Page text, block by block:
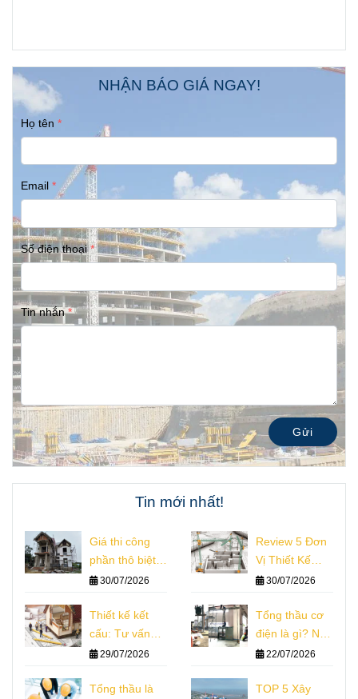
NHẬN BÁO GIÁ NGAY!
Họ tên
Email
Số điện thoại
Tin nhắn
Gửi
Tin mới nhất!
Giá thi công
phần thô biệt
thự hiện nay:
tế
30/07/2026
Review 5 Đơn
Vị Thiết Kế
Nhà Đồng Nai
Khảo
30/07/2026
Thiết kế kết
cấu: Tư vấn
nguyên lý chi
29/07/2026
Tổng thầu cơ
điện là gì? Nhà
thầu thi công
22/07/2026
Tổng thầu là
TOP 5 Xây